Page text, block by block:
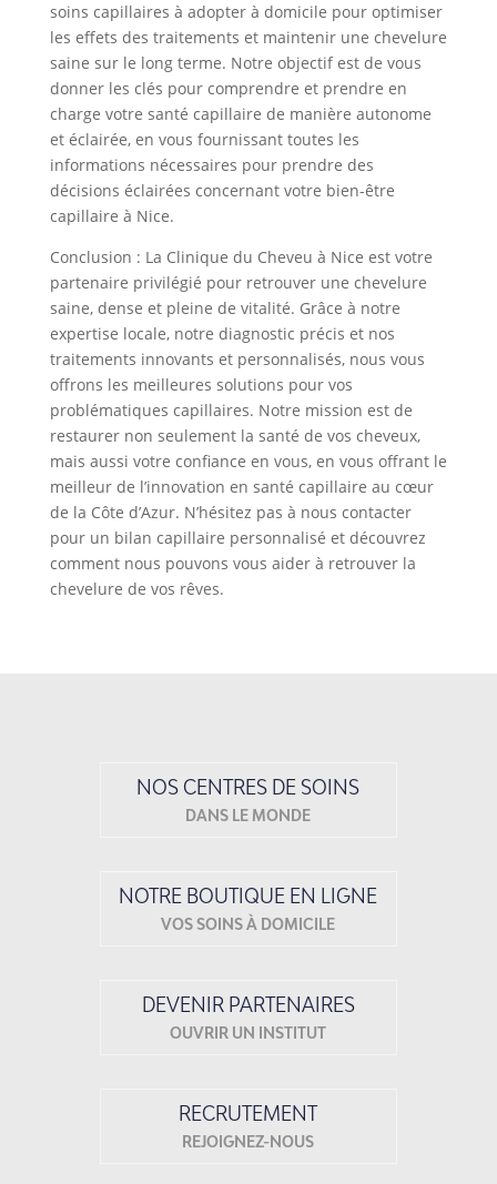
soins capillaires à adopter à domicile pour optimiser
les effets des traitements et maintenir une chevelure
saine sur le long terme. Notre objectif est de vous
donner les clés pour comprendre et prendre en
charge votre santé capillaire de manière autonome
et éclairée, en vous fournissant toutes les
informations nécessaires pour prendre des
décisions éclairées concernant votre bien-être
capillaire à Nice.
Conclusion : La Clinique du Cheveu à Nice est votre
partenaire privilégié pour retrouver une chevelure
saine, dense et pleine de vitalité. Grâce à notre
expertise locale, notre diagnostic précis et nos
traitements innovants et personnalisés, nous vous
offrons les meilleures solutions pour vos
problématiques capillaires. Notre mission est de
restaurer non seulement la santé de vos cheveux,
mais aussi votre confiance en vous, en vous offrant le
meilleur de l’innovation en santé capillaire au cœur
de la Côte d’Azur. N’hésitez pas à nous contacter
pour un bilan capillaire personnalisé et découvrez
comment nous pouvons vous aider à retrouver la
chevelure de vos rêves.
NOS CENTRES DE SOINS
DANS LE MONDE
NOTRE BOUTIQUE EN LIGNE
VOS SOINS À DOMICILE
DEVENIR PARTENAIRES
OUVRIR UN INSTITUT
RECRUTEMENT
REJOIGNEZ-NOUS